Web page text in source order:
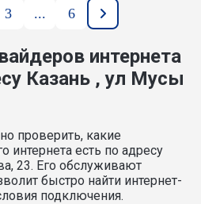
3 ... 6
интернета
Казань , ул Мусы
проверить, какие
есть по адресу
23. Его обслуживают
быстро найти интернет-
подключения.